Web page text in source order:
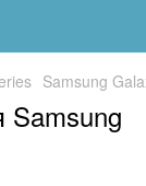
Samsung
Samsung